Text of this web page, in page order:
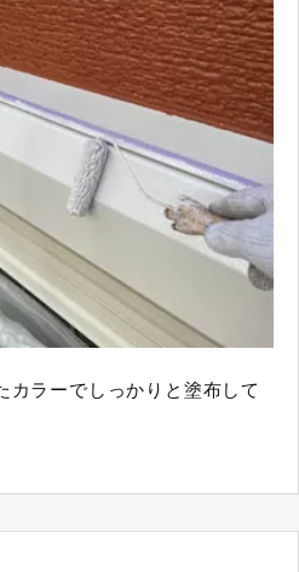
カラーでしっかりと塗布して